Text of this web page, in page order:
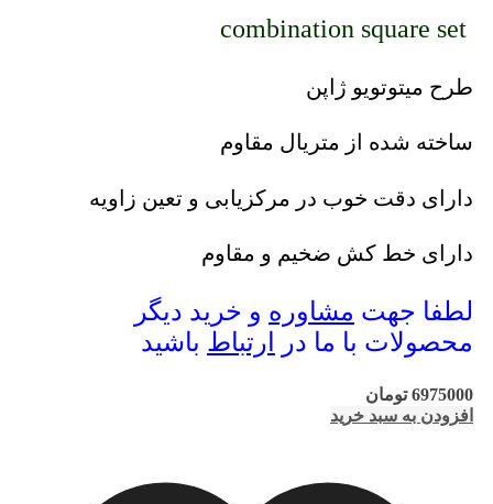
طرح میتوتویو ژاپن
ساخته شده از متریال مقاوم
دارای دقت خوب در مرکزیابی و تعین زاویه
دارای خط کش ضخیم و مقاوم
لطفا جهت مشاوره و خرید دیگر
محصولات با ما در
ارتباط باشید
6975000 تومان
افزودن به سبد خرید